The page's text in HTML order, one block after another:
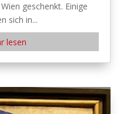
geschenkt. Einige
sich in...
lesen